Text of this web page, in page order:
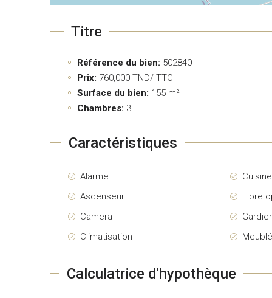
Titre
Référence du bien: 502840
Prix: 760,000 TND/ TTC
Surface du bien: 155 m²
Chambres: 3
Caractéristiques
Alarme
Ascenseur
Camera
Climatisation
Fibre
Calculatrice d'hypothèque